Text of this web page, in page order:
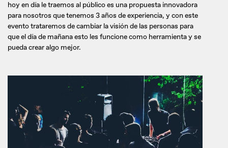
hoy en día le traemos al público es una propuesta innovadora
para nosotros que tenemos 3 años de experiencia, y con este
evento trataremos de cambiar la visión de las personas para
que el día de mañana esto les funcione como herramienta y se
pueda crear algo mejor.